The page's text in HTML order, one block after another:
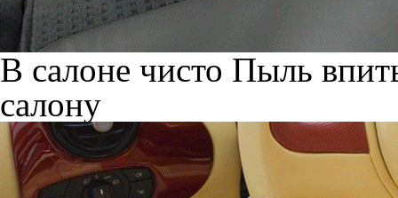
В салоне чисто Пыль
салону